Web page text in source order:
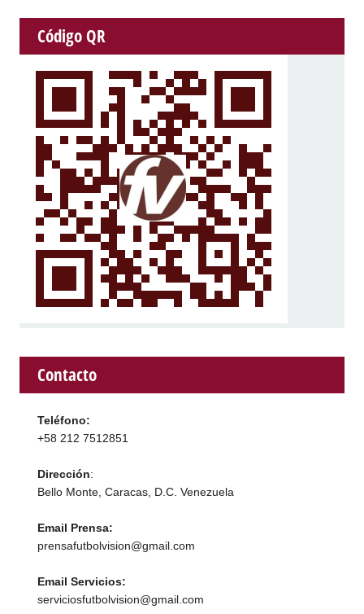
Código QR
Contacto
Teléfono:
+58 212 7512851
Dirección:
Bello Monte, Caracas, D.C. Venezuela
Email Prensa:
prensafutbolvision@gmail.com
Email Servicios:
serviciosfutbolvision@gmail.com